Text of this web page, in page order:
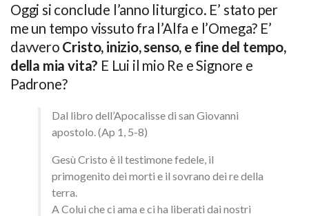
Oggi si conclude l’anno liturgico. E’ stato per
me un tempo vissuto fra l’Alfa e l’Omega? E’
davvero Cristo, inizio, senso, e fine del tempo,
della mia vita? E Lui il mio Re e Signore e
Padrone?
Dal libro dell’Apocalisse di san Giovanni
apostolo. (Ap 1, 5-8)
Gesù Cristo è il testimone fedele, il
primogenito dei morti e il sovrano dei re della
terra.
A Colui che ci ama e ci ha liberati dai nostri